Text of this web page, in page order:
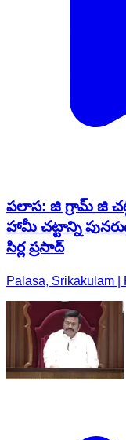
పలాస: జి గ్రామ్ జి
హామీ చట్టాన్ని
సిర్ల ప్రసాద్
Palasa, Srikakulam |